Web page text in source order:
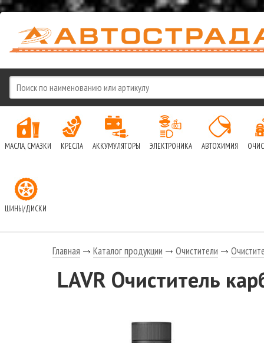
МАСЛА, СМАЗКИ КРЕСЛА АККУМУЛЯТОРЫ ЭЛЕКТРОНИКА АВТОХИМИЯ
ШИНЫ/ДИСКИ
Главная Каталог продукции Очистители
LAVR Очиститель